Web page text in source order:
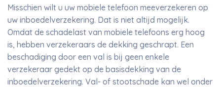
Misschien wilt u uw mobiele telefoon meeverzekeren op
uw inboedelverzekering. Dat is niet altijd mogelijk.
Omdat de schadelast van mobiele telefoons erg hoog
is, hebben verzekeraars de dekking geschrapt. Een
beschadiging door een val is bij geen enkele
verzekeraar gedekt op de basisdekking van de
inboedelverzekering. Val- of stootschade kan wel onder